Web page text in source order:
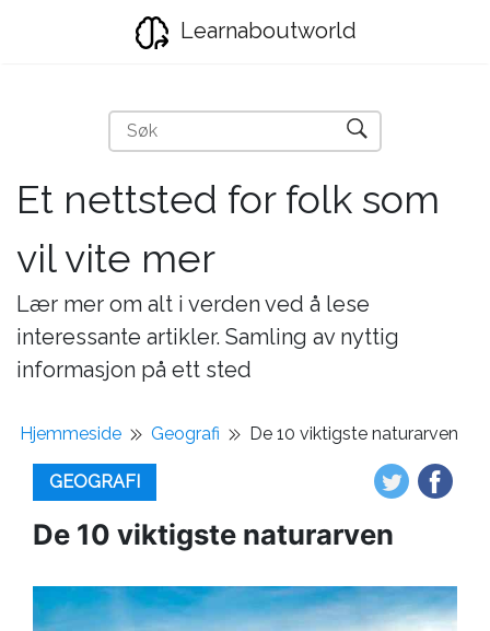
Learnaboutworld
Et nettsted for folk som
vil vite mer
Lær mer om alt i verden ved å lese
interessante artikler. Samling av nyttig
informasjon på ett sted
Hjemmeside Geografi De 10 viktigste naturarven
GEOGRAFI
De 10 viktigste naturarven